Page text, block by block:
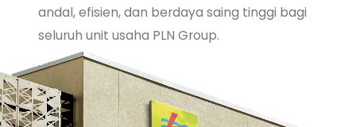
andal, efisien, dan berdaya saing tinggi bagi
seluruh unit usaha PLN Group.